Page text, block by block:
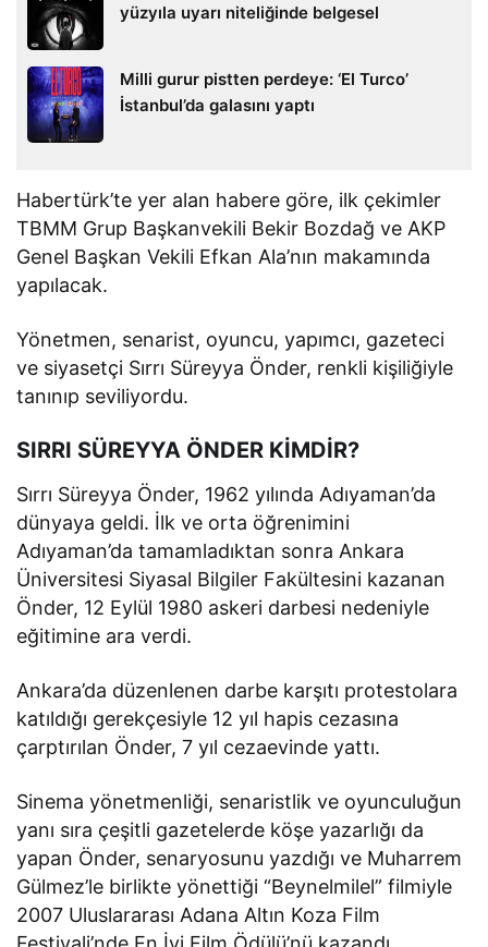
yüzyıla uyarı niteliğinde belgesel
Milli gurur pistten perdeye: ‘El Turco’
İstanbul’da galasını yaptı
Habertürk’te yer alan habere göre, ilk çekimler
TBMM Grup Başkanvekili Bekir Bozdağ ve AKP
Genel Başkan Vekili Efkan Ala’nın makamında
yapılacak.
Yönetmen, senarist, oyuncu, yapımcı, gazeteci
ve siyasetçi Sırrı Süreyya Önder, renkli kişiliğiyle
tanınıp seviliyordu.
SIRRI SÜREYYA ÖNDER KİMDİR?
Sırrı Süreyya Önder, 1962 yılında Adıyaman’da
dünyaya geldi. İlk ve orta öğrenimini
Adıyaman’da tamamladıktan sonra Ankara
Üniversitesi Siyasal Bilgiler Fakültesini kazanan
Önder, 12 Eylül 1980 askeri darbesi nedeniyle
eğitimine ara verdi.
Ankara’da düzenlenen darbe karşıtı protestolara
katıldığı gerekçesiyle 12 yıl hapis cezasına
çarptırılan Önder, 7 yıl cezaevinde yattı.
Sinema yönetmenliği, senaristlik ve oyunculuğun
yanı sıra çeşitli gazetelerde köşe yazarlığı da
yapan Önder, senaryosunu yazdığı ve Muharrem
Gülmez’le birlikte yönettiği “Beynelmilel” filmiyle
2007 Uluslararası Adana Altın Koza Film